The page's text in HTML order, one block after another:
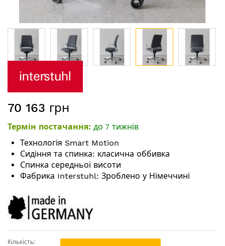
зображень
70 163 грн
Термін постачання: до 7 тижнів
Технологія Smart Motion
Сидіння та спинка: класична оббивка
Спинка середньої висоти
Фабрика Interstuhl: Зроблено у Німеччині
Кількість: